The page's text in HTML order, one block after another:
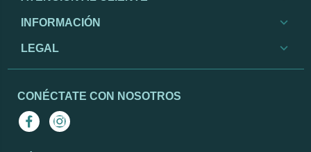
INFORMACIÓN
LEGAL
CONÉCTATE CON NOSOTROS
FacebookInstagram